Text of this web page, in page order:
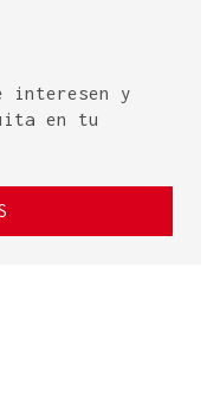
interesen y
en tu